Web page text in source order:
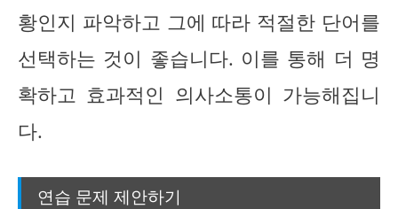
황인지 파악하고 그에 따라 적절한 단어를
선택하는 것이 좋습니다. 이를 통해 더 명
확하고 효과적인 의사소통이 가능해집니
다.
연습 문제 제안하기